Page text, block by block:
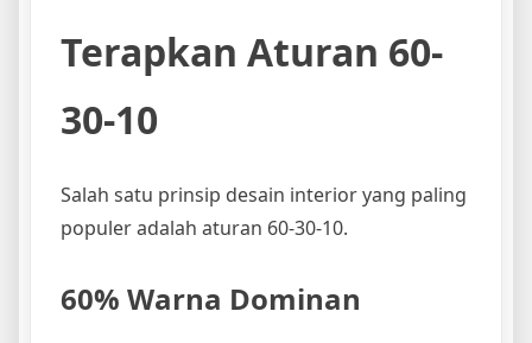
Terapkan Aturan 60-
30-10
Salah satu prinsip desain interior yang paling
populer adalah aturan 60-30-10.
60% Warna Dominan